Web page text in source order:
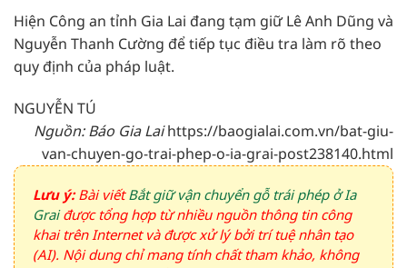
Hiện Công an tỉnh Gia Lai đang tạm giữ Lê Anh Dũng và
Nguyễn Thanh Cường để tiếp tục điều tra làm rõ theo
quy định của pháp luật.
NGUYỄN TÚ
Nguồn: Báo Gia Laihttps://baogialai.com.vn/bat-giu-
van-chuyen-go-trai-phep-o-ia-grai-post238140.html
Lưu ý:Bài viếtBắt giữ vận chuyển gỗ trái phép ở Ia
Graiđược tổng hợp từ nhiều nguồn thông tin công
khai trên Internet và được xử lý bởi trí tuệ nhân tạo
(AI). Nội dung chỉ mang tính chất tham khảo, không